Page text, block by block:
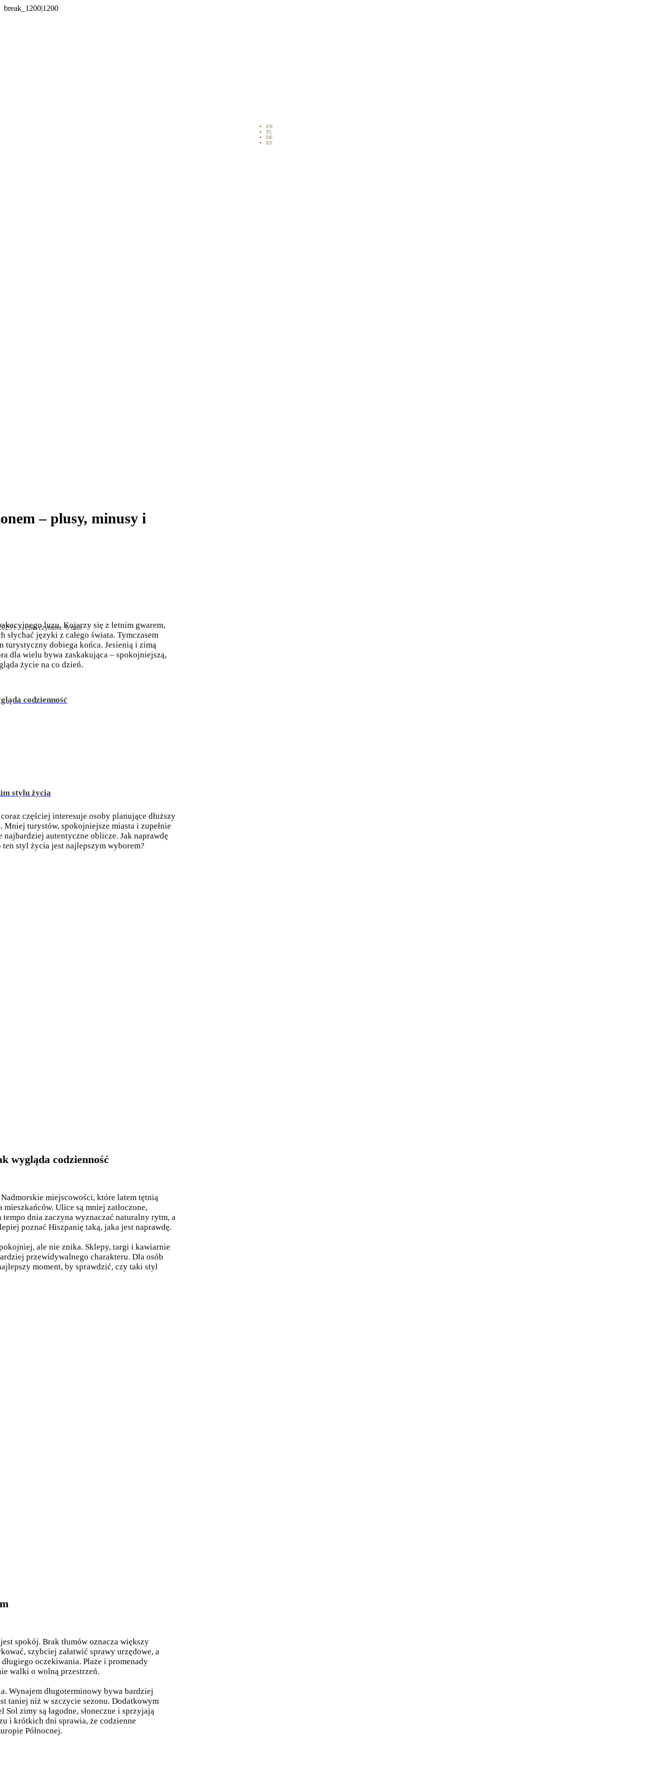
EN
PL
DE
ES
– plusy, minusy i
r. – czas czytania: 6 min
luzu. Kojarzy się z letnim gwarem,
języki z całego świata. Tymczasem
turystyczny dobiega końca. Jesienią i zimą
dla wielu bywa zaskakująca – spokojniejszą,
życie na co dzień.
codzienność
stylu życia
częściej interesuje osoby planujące dłuższy
turystów, spokojniejsze miasta i zupełnie
autentyczne oblicze. Jak naprawdę
styl życia jest najlepszym wyborem?
wygląda codzienność
miejscowości, które latem tętnią
Ulice są mniej zatłoczone,
dnia zaczyna wyznaczać naturalny rytm, a
poznać Hiszpanię taką, jaka jest naprawdę.
ale nie znika. Sklepy, targi i kawiarnie
przewidywalnego charakteru. Dla osób
moment, by sprawdzić, czy taki styl
spokój. Brak tłumów oznacza większy
szybciej załatwić sprawy urzędowe, a
oczekiwania. Plaże i promenady
walki o wolną przestrzeń.
Wynajem długoterminowy bywa bardziej
taniej niż w szczycie sezonu. Dodatkowym
zimy są łagodne, słoneczne i sprzyjają
i krótkich dni sprawia, że codzienne
Północnej.